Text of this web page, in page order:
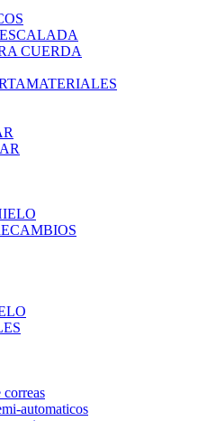
CUERDA
correas
automaticos